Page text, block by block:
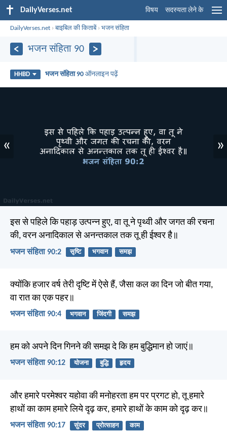
DailyVerses.net विषय सदस्यता लेने के
DailyVerses.net ›बाइबिल की किताबें›भजन संहिता
भजन संहिता 90
HHBD भजन संहिता 90 ऑनलाइन पढ़ें
« »
इस से पहिले कि पहाड़ उत्पन्न हुए, वा तू ने पृथ्वी और जगत की रचना
की, वरन अनादिकाल से अनन्तकाल तक तू ही ईश्वर है॥
भजन संहिता 90:2 सृष्टि भगवान समझ
क्योंकि हजार वर्ष तेरी दृष्टि में ऐसे हैं, जैसा कल का दिन जो बीत गया,
वा रात का एक पहर॥
भजन संहिता 90:4 भगवान जिंदगी समझ
हम को अपने दिन गिनने की समझ दे कि हम बुद्धिमान हो जाएं॥
भजन संहिता 90:12 योजना बुद्धि हृदय
और हमारे परमेश्वर यहोवा की मनोहरता हम पर प्रगट हो, तू हमारे
हाथों का काम हमारे लिये दृढ़ कर, हमारे हाथों के काम को दृढ़ कर॥
भजन संहिता 90:17 सुंदर प्रोत्साहन काम